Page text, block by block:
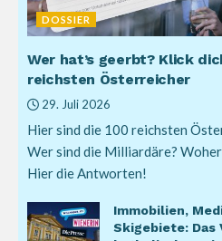
DOSSIER
Wer hat’s geerbt? Klick
reichsten Österreicher
29. Juli 2026
Hier sind die 100 reichsten
Wer sind die Milliardäre?
Hier die Antworten!
Immobilien,
Skigebiete: Das